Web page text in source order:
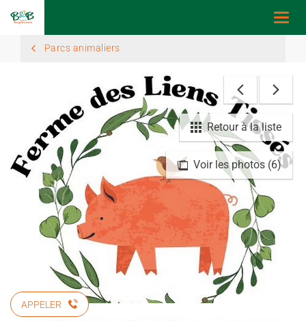
Parcs animaliers
Voir les photos (6)
Retour à la liste
APPELER